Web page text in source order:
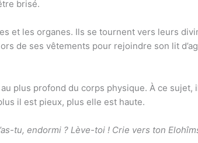
brisé.
et les organes. Ils se tournent vers leurs
de ses vêtements pour rejoindre son lit
plus profond du corps physique. À ce
il est pieux, plus elle est haute.
tu, endormi ? Lève-toi ! Crie vers ton